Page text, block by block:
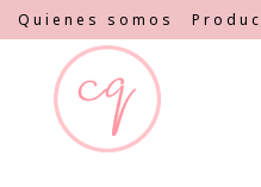
Quienes somos